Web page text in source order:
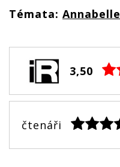
Témata: Annabelle
3,50
čtenáři